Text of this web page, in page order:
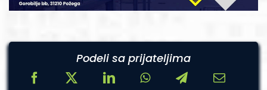
Podeli sa prijateljima